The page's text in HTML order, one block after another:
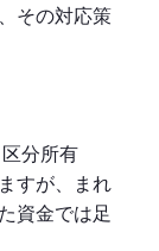
その対応策
分所有
すが、まれ
資金では足